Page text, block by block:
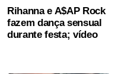
Rihanna e A$AP Rock
fazem dança sensual
durante festa; vídeo